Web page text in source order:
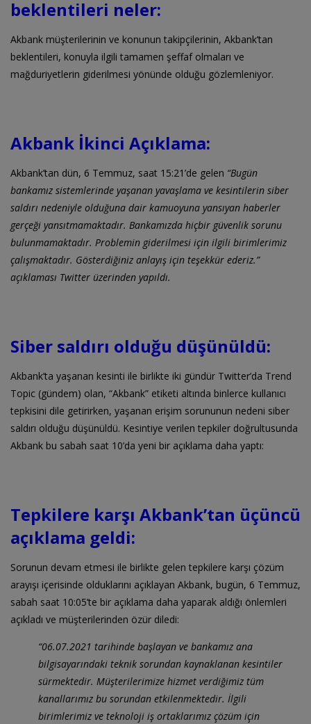
beklentileri neler:
Akbank müşterilerinin ve konunun takipçilerinin, Akbank’tan
beklentileri, konuyla ilgili tamamen şeffaf olmaları ve
mağduriyetlerin giderilmesi yönünde olduğu gözlemleniyor.
Akbank İkinci Açıklama:
Akbank’tan dün, 6 Temmuz, saat 15:21’de gelen “Bugün
bankamız sistemlerinde yaşanan yavaşlama ve kesintilerin siber
saldırı nedeniyle olduğuna dair kamuoyuna yansıyan haberler
gerçeği yansıtmamaktadır. Bankamızda hiçbir güvenlik sorunu
bulunmamaktadır. Problemin giderilmesi için ilgili birimlerimiz
çalışmaktadır. Gösterdiğiniz anlayış için teşekkür ederiz.”
açıklaması Twitter üzerinden yapıldı.
Siber saldırı olduğu düşünüldü:
Akbank’ta yaşanan kesinti ile birlikte iki gündür Twitter’da Trend
Topic (gündem) olan, “Akbank” etiketi altında binlerce kullanıcı
tepkisini dile getirirken, yaşanan erişim sorununun nedeni siber
saldırı olduğu düşünüldü. Kesintiye verilen tepkiler doğrultusunda
Akbank bu sabah saat 10’da yeni bir açıklama daha yaptı:
Tepkilere karşı Akbank’tan üçüncü
açıklama geldi:
Sorunun devam etmesi ile birlikte gelen tepkilere karşı çözüm
arayışı içerisinde olduklarını açıklayan Akbank, bugün, 6 Temmuz,
sabah saat 10:05’te bir açıklama daha yaparak aldığı önlemleri
açıkladı ve müşterilerinden özür diledi:
“06.07.2021 tarihinde başlayan ve bankamız ana
bilgisayarındaki teknik sorundan kaynaklanan kesintiler
sürmektedir. Müşterilerimize hizmet verdiğimiz tüm
kanallarımız bu sorundan etkilenmektedir. İlgili
birimlerimiz ve teknoloji iş ortaklarımız çözüm için